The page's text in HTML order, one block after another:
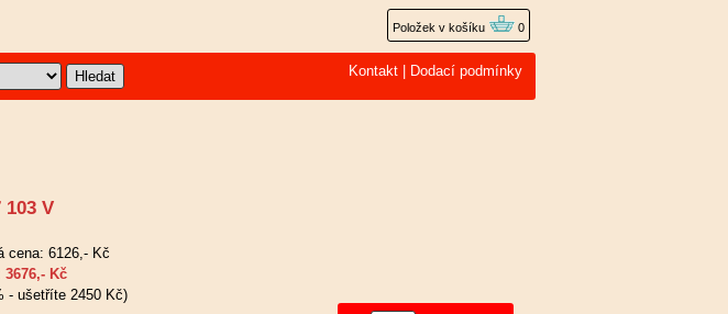
Položek v košíku 0
Kontakt Dodací podmínky
103 V
cena: 6126,- Kč
3676,- Kč
- ušetříte 2450 Kč)